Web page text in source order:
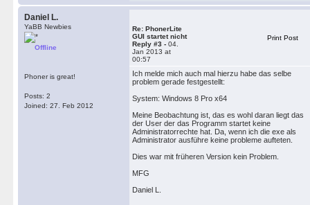
Daniel L.
YaBB Newbies
Offline
Phoner is great!
Posts: 2
Joined: 27. Feb 2012
Re: PhonerLite
GUI startet nicht
Reply #3 - 04.
Jan 2013 at
00:57
Print Post
Ich melde mich auch mal hierzu habe das selbe
problem gerade festgestellt:
System: Windows 8 Pro x64
Meine Beobachtung ist, das es wohl daran liegt das
der User der das Programm startet keine
Administratorrechte hat. Da, wenn ich die exe als
Administrator ausführe keine probleme aufteten.
Dies war mit früheren Version kein Problem.
MFG
Daniel L.